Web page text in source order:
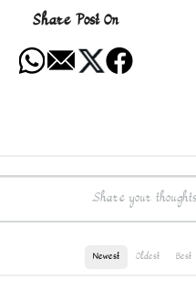
Share Post On
Best
Oldest
Newest